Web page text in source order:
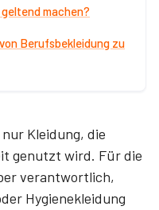
machen?
Berufsbekleidung zu
Kleidung, die
genutzt wird. Für die
verantwortlich,
Hygienekleidung